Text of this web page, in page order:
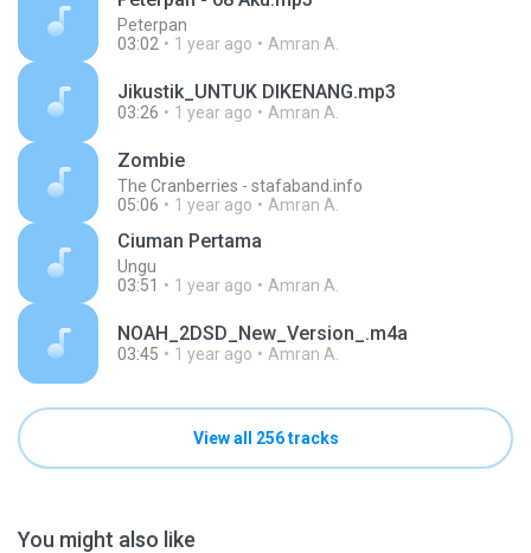
Peterpan
03:02
1 year ago Amran A.
Jikustik_UNTUK DIKENANG.mp3
03:26 1 year ago Amran A.
Zombie
The Cranberries - stafaband.info
05:06
1 year ago Amran A.
Ciuman Pertama
Ungu
03:51
1 year ago Amran A.
NOAH_2DSD_New_Version_.m4a
03:45 1 year ago Amran A.
View all 256 tracks
You might also like